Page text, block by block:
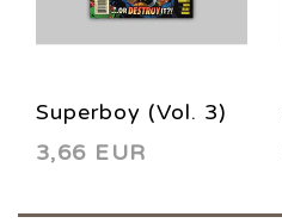
Superboy (Vol. 3)
23 1996
3,66 EUR